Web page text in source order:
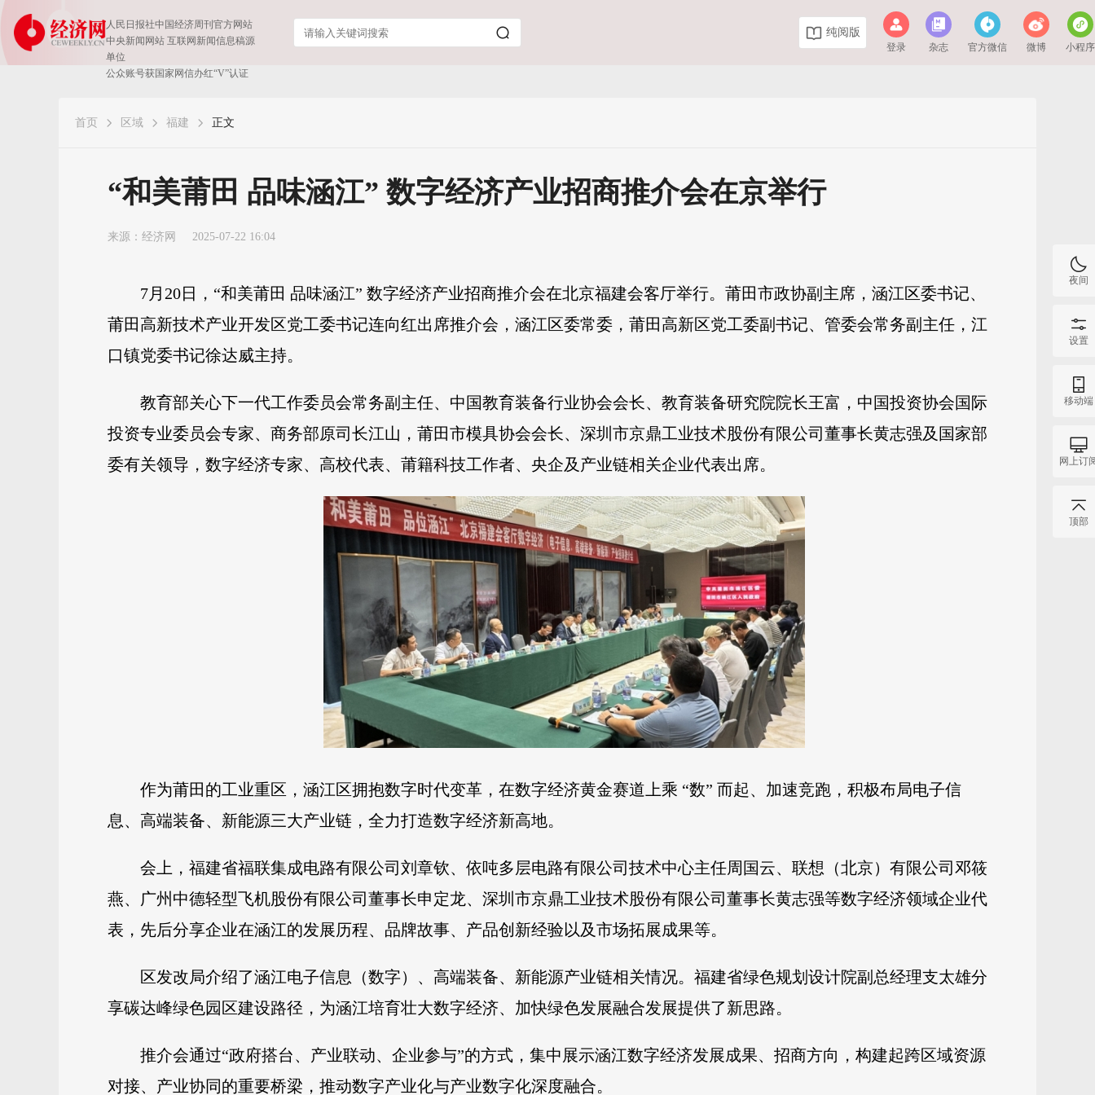
人民日报社中国经济周刊官方网站
中央新闻网站 互联网新闻信息稿源
单位
公众账号获国家网信办红“V”认证
纯阅版
登录 杂志 官方微信 微博 小程序
首页 区域 福建 正文
“和美莆田 品味涵江” 数字经济产业招商推介会在京举行
来源： 经济网 2025-07-22 16:04
7月20日，“和美莆田 品味涵江” 数字经济产业招商推介会在北京福建会客厅举行。莆田市政协副主席，涵江区委书记、
莆田高新技术产业开发区党工委书记连向红出席推介会，涵江区委常委，莆田高新区党工委副书记、管委会常务副主任，江
口镇党委书记徐达威主持。
教育部关心下一代工作委员会常务副主任、中国教育装备行业协会会长、教育装备研究院院长王富，中国投资协会国际
投资专业委员会专家、商务部原司长江山，莆田市模具协会会长、深圳市京鼎工业技术股份有限公司董事长黄志强及国家部
委有关领导，数字经济专家、高校代表、莆籍科技工作者、央企及产业链相关企业代表出席。
作为莆田的工业重区，涵江区拥抱数字时代变革，在数字经济黄金赛道上乘 “数” 而起、加速竞跑，积极布局电子信
息、高端装备、新能源三大产业链，全力打造数字经济新高地。
会上，福建省福联集成电路有限公司刘章钦、依吨多层电路有限公司技术中心主任周国云、联想（北京）有限公司邓筱
燕、广州中德轻型飞机股份有限公司董事长申定龙、深圳市京鼎工业技术股份有限公司董事长黄志强等数字经济领域企业代
表，先后分享企业在涵江的发展历程、品牌故事、产品创新经验以及市场拓展成果等。
区发改局介绍了涵江电子信息（数字）、高端装备、新能源产业链相关情况。福建省绿色规划设计院副总经理支太雄分
享碳达峰绿色园区建设路径，为涵江培育壮大数字经济、加快绿色发展融合发展提供了新思路。
推介会通过“政府搭台、产业联动、企业参与”的方式，集中展示涵江数字经济发展成果、招商方向，构建起跨区域资源
对接、产业协同的重要桥梁，推动数字产业化与产业数字化深度融合。
夜间
设置
移动端
网上订
顶部